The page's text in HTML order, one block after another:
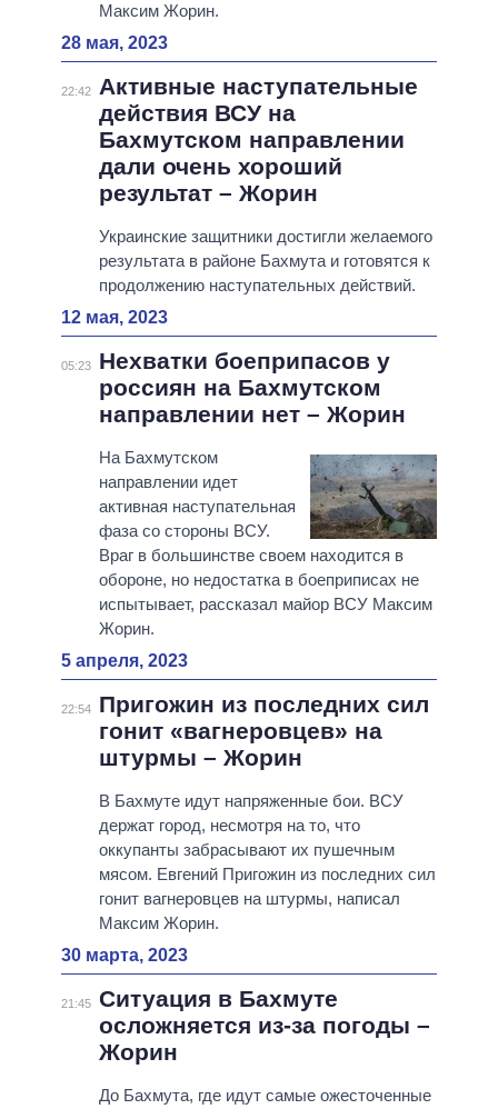
Максим Жорин.
28 мая, 2023
22:42
Активные наступательные
действия ВСУ на
Бахмутском направлении
дали очень хороший
результат – Жорин
Украинские защитники достигли желаемого
результата в районе Бахмута и готовятся к
продолжению наступательных действий.
12 мая, 2023
05:23
Нехватки боеприпасов у
россиян на Бахмутском
направлении нет – Жорин
На Бахмутском
направлении идет
активная наступательная
фаза со стороны ВСУ.
Враг в большинстве своем находится в
обороне, но недостатка в боеприписах не
испытывает, рассказал майор ВСУ Максим
Жорин.
5 апреля, 2023
22:54
Пригожин из последних сил
гонит «вагнеровцев» на
штурмы – Жорин
В Бахмуте идут напряженные бои. ВСУ
держат город, несмотря на то, что
оккупанты забрасывают их пушечным
мясом. Евгений Пригожин из последних сил
гонит вагнеровцев на штурмы, написал
Максим Жорин.
30 марта, 2023
21:45 Ситуация в Бахмуте
осложняется из-за погоды –
Жорин
До Бахмута, где идут самые ожесточенные